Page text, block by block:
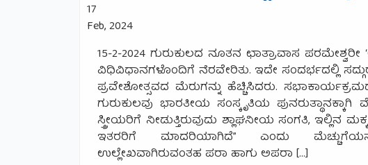
17
Feb, 2024
15-2-2024 ಗುರುಕುಲದ ನೂತನ ಛಾತ್ರಾವಾಸ
ವಿಧಿವಿಧಾನಗಳೊಂದಿಗೆ ನೆರವೇರಿತು. ಇದೇ ಸಂದರ್ಭದಲ್ಲಿ
ಪ್ರವೇಶೋತ್ಸವದ ಮೆರುಗನ್ನು ಹೆಚ್ಚಿಸಿದರು.
ಗುರುಕುಲವು ಭಾರತೀಯ ಸಂಸ್ಕೃತಿಯ
ಸ್ತ್ರೀಯರಿಗೆ ನೀಡುತ್ತಿರುವುದು ಶ್ಲಾಘನೀಯ ಸಂಗತಿ, ಇಲ್ಲಿನ
ಇತರರಿಗೆ ಮಾದರಿಯಾಗಿದೆ” ಎಂದು ಮೆಚ್ಚುಗೆಯನ್ನು
ಉಲ್ಲೇಖವಾಗಿರುವಂತಹ ಪರಾ ಹಾಗು ಅಪರಾ […]